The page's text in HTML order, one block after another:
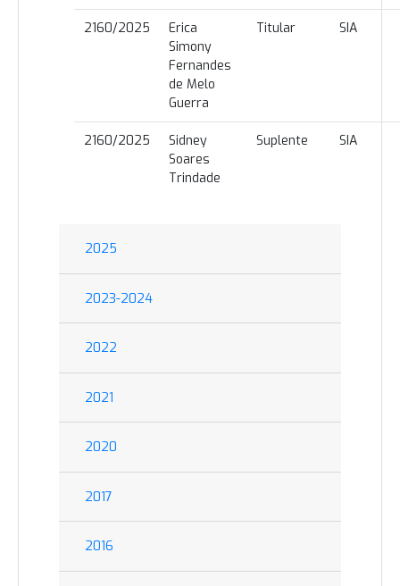
2160/2025
Erica
Simony
Fernandes
de Melo
Guerra
Titular SIA
2160/2025
Sidney
Soares
Trindade
Suplente SIA
2025
2023-2024
2022
2021
2020
2017
2016